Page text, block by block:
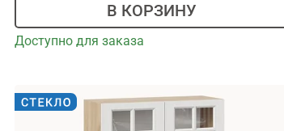
В КОРЗИНУ
Доступно для заказа